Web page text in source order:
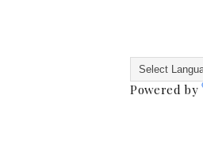
Powered by